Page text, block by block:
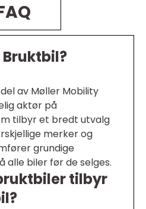
av Møller Mobility
aktør på
tilbyr et bredt utvalg
merker og
grundige
alle biler før de selges.
tilbyr